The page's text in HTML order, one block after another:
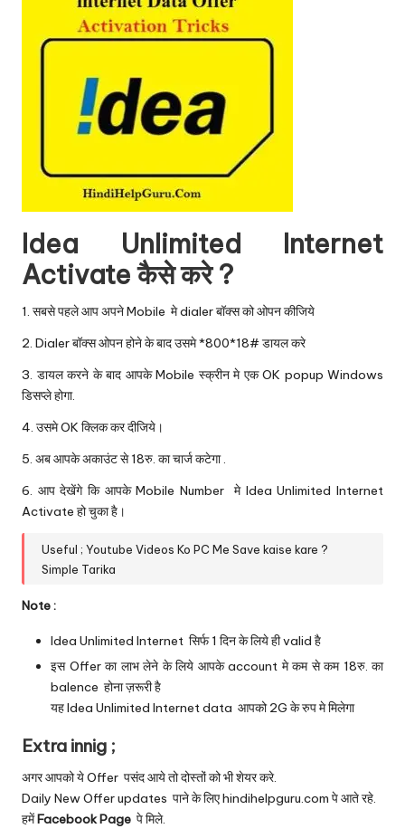
Idea Unlimited Internet
Activate कैसे करे ?
1. सबसे पहले आप अपने Mobile मे dialer बॉक्स को ओपन कीजिये
2. Dialer बॉक्स ओपन होने के बाद उसमे *800*18# डायल करे
3. डायल करने के बाद आपके Mobile स्क्रीन मे एक OK popup Windows
डिसप्ले होगा.
4. उसमे OK क्लिक कर दीजिये।
5. अब आपके अकाउंट से 18रु. का चार्ज कटेगा .
6. आप देखेंगे कि आपके Mobile Number मे Idea Unlimited Internet
Activate हो चुका है।
Useful ;Youtube Videos Ko PC Me Save kaise kare ?
Simple Tarika
Note :
Idea Unlimited Internet सिर्फ 1 दिन के लिये ही valid है
इस Offer का लाभ लेने के लिये आपके account मे कम से कम 18रु. का
balence होना ज़रूरी है
यह Idea Unlimited Internet data आपको 2G के रुप मे मिलेगा
Extra innig ;
अगर आपको ये Offer पसंद आये तो दोस्तों को भी शेयर करे.
Daily New Offer updates पाने के लिए hindihelpguru.com पे आते रहे.
हमेंFacebook Page पे मिले.